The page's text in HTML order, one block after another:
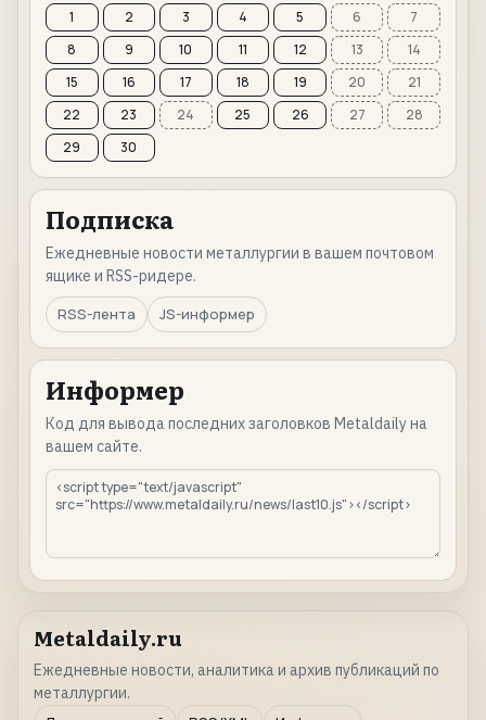
1 2 3 4 5 6
7
8
9 10 11 12 13
14
15
16 17 18 19 20
21
22
23 24 25 26 27
28
29
30
Подписка
Ежедневные новости металлургии в вашем почтовом
ящике и RSS-ридере.
RSS-лента
JS-информер
Информер
Код для вывода последних заголовков Metaldaily на
вашем сайте.
Metaldaily.ru
Ежедневные новости, аналитика и архив публикаций по
металлургии.